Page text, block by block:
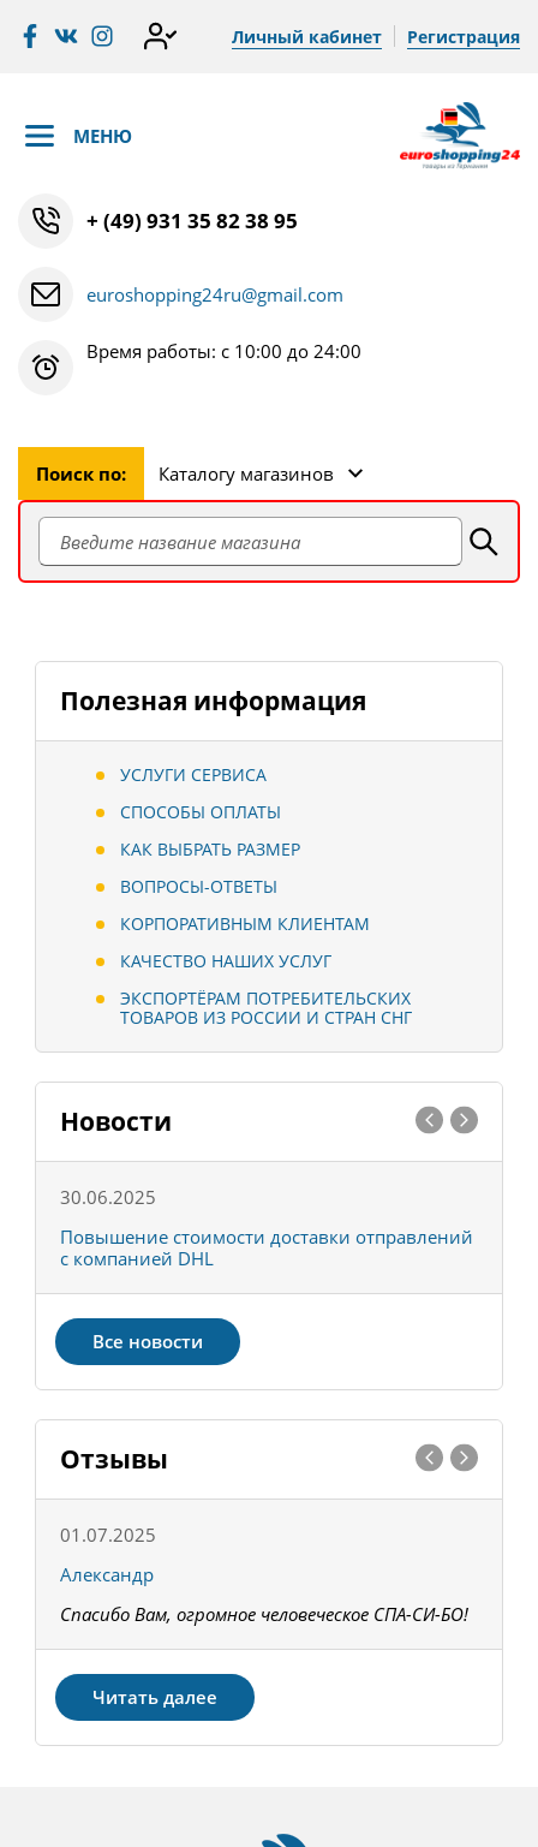
Личный кабинет Регистрация
МЕНЮ
+ (49) 931 35 82 38 95
euroshopping24ru@gmail.com
Время работы: с 10:00 до 24:00
Поиск по: Каталогу магазинов
Полезная информация
УСЛУГИ СЕРВИСА
СПОСОБЫ ОПЛАТЫ
КАК ВЫБРАТЬ РАЗМЕР
ВОПРОСЫ-ОТВЕТЫ
КОРПОРАТИВНЫМ КЛИЕНТАМ
КАЧЕСТВО НАШИХ УСЛУГ
ЭКСПОРТЁРАМ ПОТРЕБИТЕЛЬСКИХ
ТОВАРОВ ИЗ РОССИИ И СТРАН СНГ
Новости
30.06.2025
Повышение стоимости доставки отправлений
с компанией DHL
Все новости
Отзывы
01.07.2025
Александр
Спасибо Вам, огромное человеческое СПА-СИ-БО!
Читать далее